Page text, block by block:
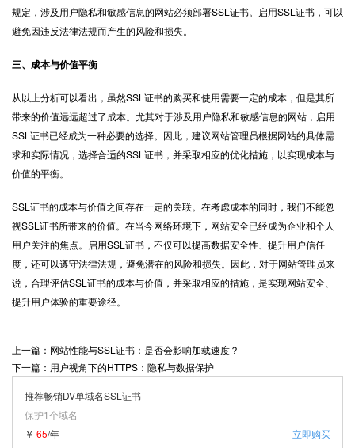
规定，涉及用户隐私和敏感信息的网站必须部署SSL证书。启用SSL证书，可以
避免因违反法律法规而产生的风险和损失。
三、成本与价值平衡
从以上分析可以看出，虽然SSL证书的购买和使用需要一定的成本，但是其所
带来的价值远远超过了成本。尤其对于涉及用户隐私和敏感信息的网站，启用
SSL证书已经成为一种必要的选择。因此，建议网站管理员根据网站的具体需
求和实际情况，选择合适的SSL证书，并采取相应的优化措施，以实现成本与
价值的平衡。
SSL证书的成本与价值之间存在一定的关联。在考虑成本的同时，我们不能忽
视SSL证书所带来的价值。在当今网络环境下，网站安全已经成为企业和个人
用户关注的焦点。启用SSL证书，不仅可以提高数据安全性、提升用户信任
度，还可以遵守法律法规，避免潜在的风险和损失。因此，对于网站管理员来
说，合理评估SSL证书的成本与价值，并采取相应的措施，是实现网站安全、
提升用户体验的重要途径。
上一篇：网站性能与SSL证书：是否会影响加载速度？
下一篇：用户视角下的HTTPS：隐私与数据保护
推荐畅销DV单域名SSL证书
保护1个域名
立即购买
￥ 65/年